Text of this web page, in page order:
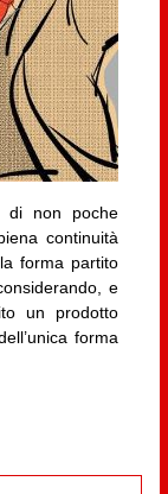
di non poche
continuità
forma partito
e
un prodotto
forma